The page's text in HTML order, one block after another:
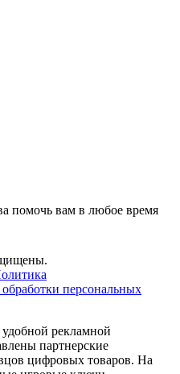
помочь вам в любое время
персональных
рекламной
партнерские
цифровых товаров. На